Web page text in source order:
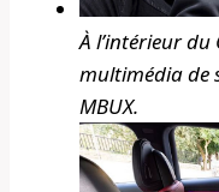
À l’intérieur
multimédia de
MBUX.